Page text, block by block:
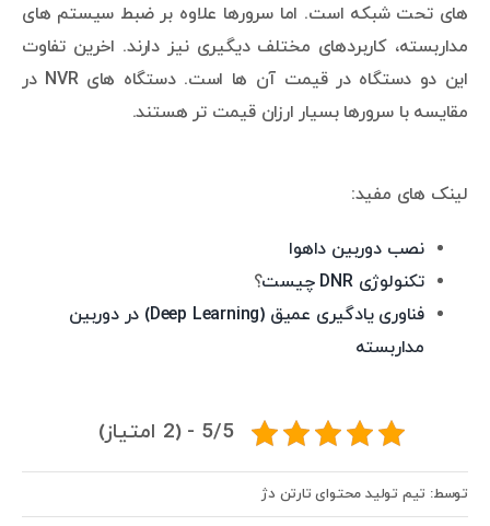
های تحت شبکه است. اما سرورها علاوه بر ضبط سیستم های
مداربسته، کاربردهای مختلف دیگیری نیز دارند. اخرین تفاوت
این دو دستگاه در قیمت آن ها است. دستگاه های NVR در
مقایسه با سرورها بسیار ارزان قیمت تر هستند.
لینک های مفید:
نصب دوربین داهوا
تکنولوژی DNR چیست
؟
فناوری یادگیری عمیق (Deep Learning) در دوربین
مداربسته
5/5 - (2 امتیاز)
توسط: تیم تولید محتوای تارتن دژ